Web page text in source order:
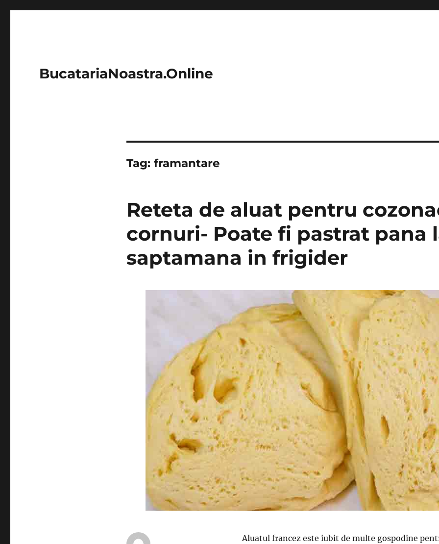
BucatariaNoastra.Online
Tag: framantare
Reteta de aluat pentru
cornuri- Poate fi pastrat pana
saptamana in frigider
Aluatul francez este iubit de multe gospodine